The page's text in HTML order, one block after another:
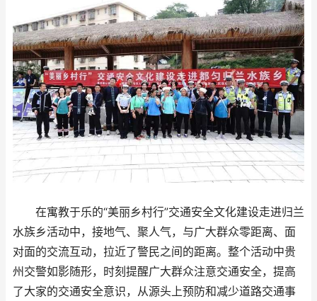
在寓教于乐的“美丽乡村行”交通安全文化建设走进归兰
水族乡活动中，接地气、聚人气，与广大群众零距离、面
对面的交流互动，拉近了警民之间的距离。整个活动中贵
州交警如影随形，时刻提醒广大群众注意交通安全，提高
了大家的交通安全意识，从源头上预防和减少道路交通事